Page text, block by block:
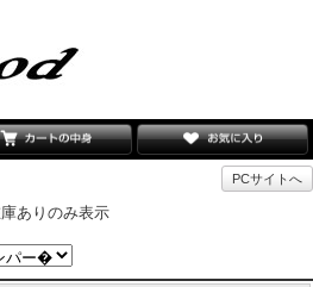
PCサイトへ
ありのみ表示